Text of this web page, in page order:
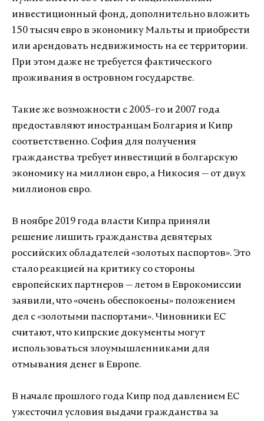
инвестиционный фонд, дополнительно вложить
150 тысяч евро в экономику Мальты и приобрести
или арендовать недвижимость на ее территории.
При этом даже не требуется фактического
проживания в островном государстве.
Такие же возможности с 2005-го и 2007 года
предоставляют иностранцам Болгария и Кипр
соответственно. София для получения
гражданства требует инвестиций в болгарскую
экономику на миллион евро, а Никосия — от двух
миллионов евро.
В ноябре 2019 года власти Кипра приняли
решение лишить гражданства девятерых
российских обладателей «золотых паспортов». Это
стало реакцией на критику со стороны
европейских партнеров — летом в Еврокомиссии
заявили, что «очень обеспокоены» положением
дел с «золотыми паспортами». Чиновники ЕС
считают, что кипрские документы могут
использоваться злоумышленниками для
отмывания денег в Европе.
В начале прошлого года Кипр под давлением ЕС
ужесточил условия выдачи гражданства за